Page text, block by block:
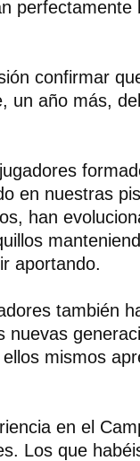
perfectamente
confirmar
un año más,
en nuestras
han
aportando.
también
nuevas
mismos
en el
Los que